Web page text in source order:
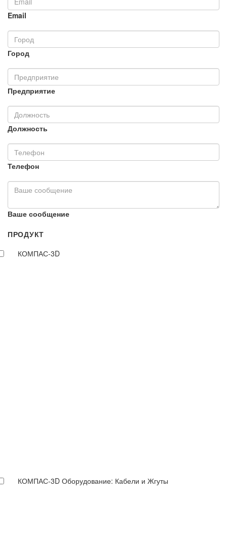
Email
Город
Предприятие
Должность
Телефон
Ваше сообщение
ПРОДУКТ
КОМПАС-3D
КОМПАС-3D Оборудование: Кабели и Жгуты